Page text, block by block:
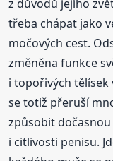
z důvodů jejího
třeba chápat jako
močových cest.
změněna funkce
i topořivých
se totiž přeruší
způsobit
i citlivosti penisu.